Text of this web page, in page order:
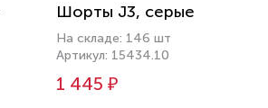
Шорты J3, серые
На складе: 146 шт
Артикул: 15434.10
1 445 ₽